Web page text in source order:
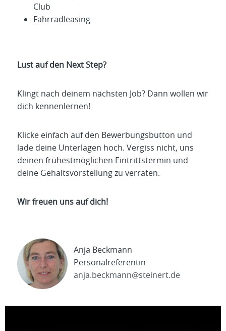
Club
Fahrradleasing
Lust auf den Next Step?
Klingt nach deinem nächsten Job? Dann wollen wir
dich kennenlernen!
Klicke einfach auf den Bewerbungsbutton und
lade deine Unterlagen hoch. Vergiss nicht, uns
deinen frühestmöglichen Eintrittstermin und
deine Gehaltsvorstellung zu verraten.
Wir freuen uns auf dich!
Anja Beckmann
Personalreferentin
anja.beckmann@steinert.de